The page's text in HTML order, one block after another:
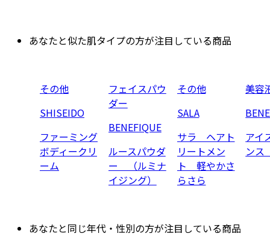
あなたと似た肌タイプの方が注目している商品
その他
SHISEIDO
ファーミング
ボディークリ
ーム
フェイスパウ
ダー
BENEFIQUE
ルースパウダ
ー （ルミナ
イジング）
その他
SALA
サラ ヘアト
リートメン
ト 軽やかさ
らさら
美容
アイ
ン
あなたと同じ年代・性別の方が注目している商品